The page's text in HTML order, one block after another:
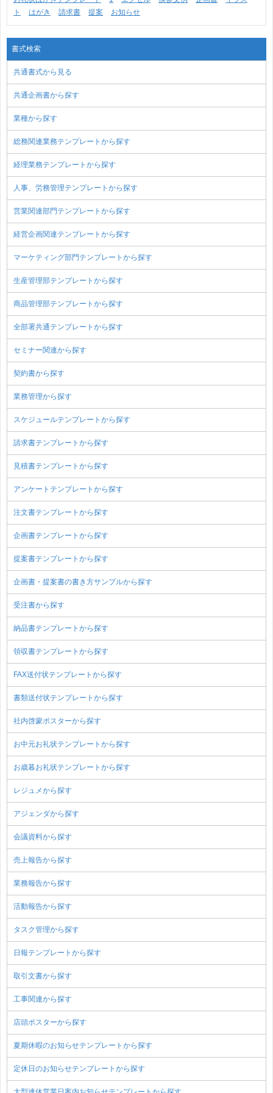
ト
はがき 請求書 提案 お知らせ
書式検索
共通書式から見る
共通企画書から探す
業種から探す
総務関連業務テンプレートから探す
経理業務テンプレートから探す
人事、労務管理テンプレートから探す
営業関連部門テンプレートから探す
経営企画関連テンプレートから探す
マーケティング部門テンプレートから探す
生産管理部テンプレートから探す
商品管理部テンプレートから探す
全部署共通テンプレートから探す
セミナー関連から探す
契約書から探す
業務管理から探す
スケジュールテンプレートから探す
請求書テンプレートから探す
見積書テンプレートから探す
アンケートテンプレートから探す
注文書テンプレートから探す
企画書テンプレートから探す
提案書テンプレートから探す
企画書・提案書の書き方サンプルから探す
受注書から探す
納品書テンプレートから探す
領収書テンプレートから探す
FAX送付状テンプレートから探す
書類送付状テンプレートから探す
社内啓蒙ポスターから探す
お中元お礼状テンプレートから探す
お歳暮お礼状テンプレートから探す
レジュメから探す
アジェンダから探す
会議資料から探す
売上報告から探す
業務報告から探す
活動報告から探す
タスク管理から探す
日報テンプレートから探す
取引文書から探す
工事関連から探す
店頭ポスターから探す
夏期休暇のお知らせテンプレートから探す
定休日のお知らせテンプレートから探す